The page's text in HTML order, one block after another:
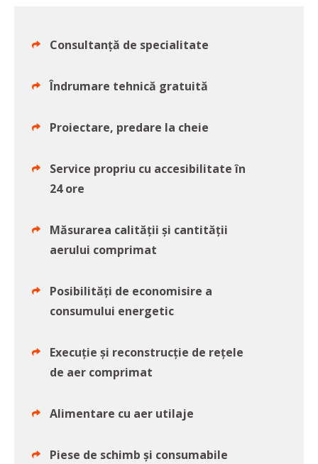
Consultanță de specialitate
Îndrumare tehnică gratuită
Proiectare, predare la cheie
Service propriu cu accesibilitate în
24 ore
Măsurarea calității și cantității
aerului comprimat
Posibilități de economisire a
consumului energetic
Execuție și reconstrucție de rețele
de aer comprimat
Alimentare cu aer utilaje
Piese de schimb și consumabile